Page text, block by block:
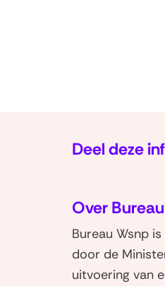
Deel deze
Over
Bureau Wsnp
door de
uitvoering van